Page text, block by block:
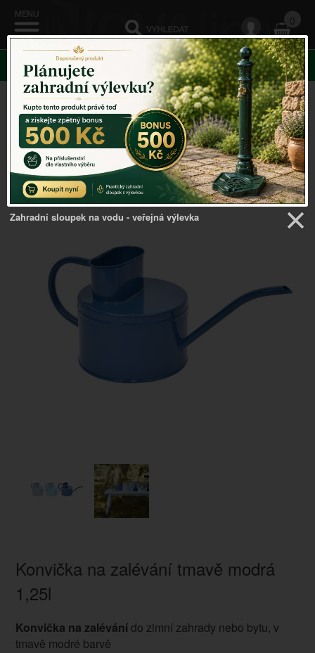
0
KATEGORIE
Venkovský domov ->Zahradní nářadí->Konvička na
zalévání tmavě modrá 1,25l
Konvička na zalévání tmavě modrá
1,25l
Konvička na zalévánído zimní zahrady nebo bytu, v
tmavě modré barvě
Zahradní sloupek na vodu - veřejná výlevka